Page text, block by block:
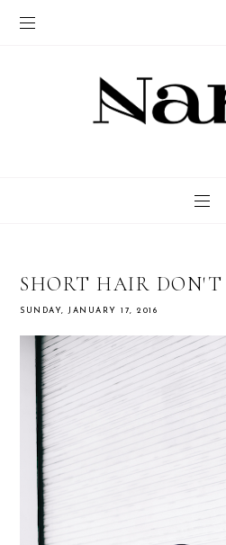
SHORT HAIR DON'T
SUNDAY, JANUARY 17, 2016